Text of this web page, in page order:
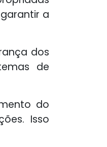
a
dos
de
do
Isso